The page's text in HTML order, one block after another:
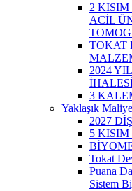
2
ACİL
TOKAT
2024
3
Yaklaşık
2027
5
Tokat
Puana
Sistem